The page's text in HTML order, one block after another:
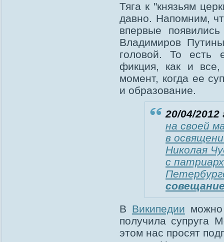
Тяга к "князьям
давно. Напомним,
впервые
Владимиров
головой. То есть
фикция, как и все,
момент, когда ее
и образование.
20/04/2012
на своей
в
Николая
с
В Википедии можно
получила супруга
этом нас просят